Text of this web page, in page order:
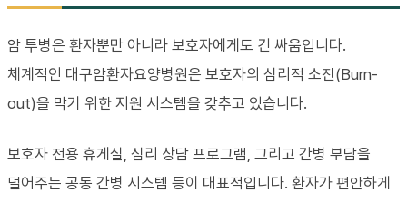
암 투병은 환자뿐만 아니라 보호자에게도 긴 싸움입니다.
체계적인 대구암환자요양병원은 보호자의 심리적 소진(Burn-
out)을 막기 위한 지원 시스템을 갖추고 있습니다.
보호자 전용 휴게실, 심리 상담 프로그램, 그리고 간병 부담을
덜어주는 공동 간병 시스템 등이 대표적입니다. 환자가 편안하게